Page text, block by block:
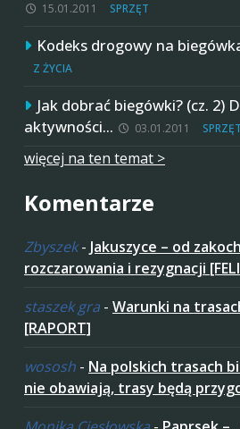
15.01.2011 SPRZĘT
Kodeks drogowy na
Z ŻYCIA
Jak dobrać biegówki? (cz. 2)
aktywności…
03.01.2011 SPRZĘT
więcej na ten temat >
Komentarze
Zbyszek- Jakuszyce – od
rozczarowania i rezygnacji
staszek gra - Warunki na
[RAPORT]
wososh - Na polskich trasach
nie obawiają, trasy będą